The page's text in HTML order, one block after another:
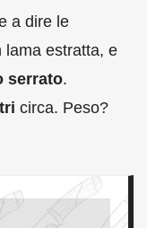
a dire le
lama estratta, e
serrato.
circa. Peso?